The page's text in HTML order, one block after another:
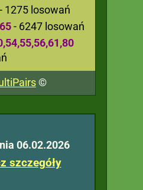
- 1275 losowań
- 6247 losowań
©
06.02.2026
szczegóły